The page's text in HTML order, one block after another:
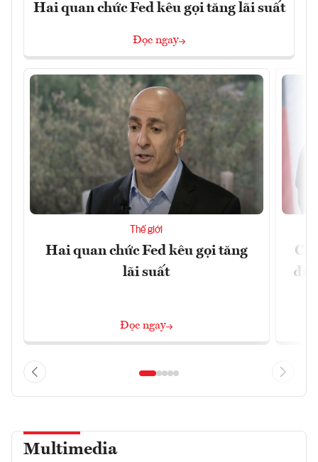
Hai quan chức Fed kêu gọi tăng lãi suất
Đọc ngay
Thế giới
Hai quan chức Fed kêu gọi tăng
lãi suất
Đọc ngay
đã
Multimedia